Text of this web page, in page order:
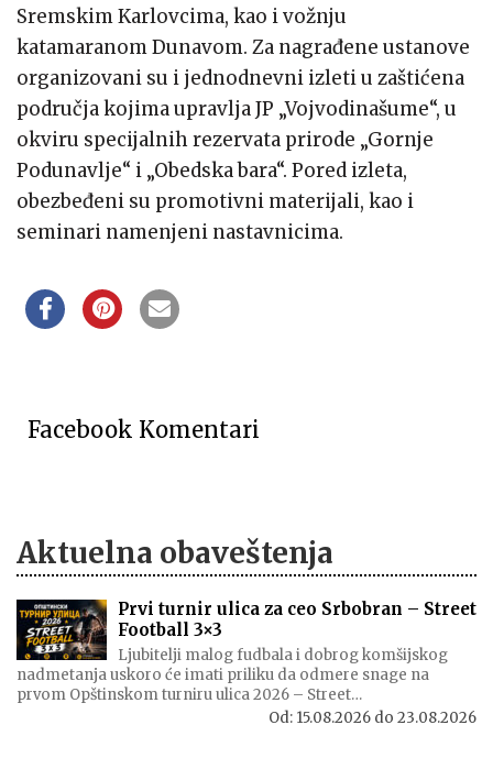
Sremskim Karlovcima, kao i vožnju
katamaranom Dunavom. Za nagrađene ustanove
organizovani su i jednodnevni izleti u zaštićena
područja kojima upravlja JP „Vojvodinašume“, u
okviru specijalnih rezervata prirode „Gornje
Podunavlje“ i „Obedska bara“. Pored izleta,
obezbeđeni su promotivni materijali, kao i
seminari namenjeni nastavnicima.
Facebook Komentari
Aktuelna obaveštenja
Prvi turnir ulica za ceo Srbobran – Street
Football 3×3
Ljubitelji malog fudbala i dobrog komšijskog
nadmetanja uskoro će imati priliku da odmere snage na
prvom Opštinskom turniru ulica 2026 – Street…
Od: 15.08.2026 do 23.08.2026